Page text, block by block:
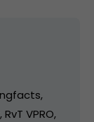
VPRO,